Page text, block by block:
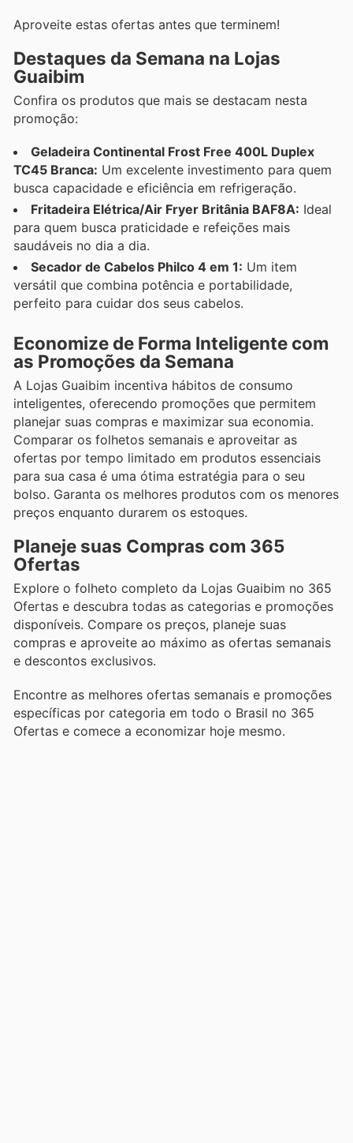
Aproveite estas ofertas antes que terminem!
Destaques da Semana na Lojas
Guaibim
Confira os produtos que mais se destacam nesta
promoção:
Geladeira Continental Frost Free 400L Duplex
TC45 Branca: Um excelente investimento para quem
busca capacidade e eficiência em refrigeração.
Fritadeira Elétrica/Air Fryer Britânia BAF8A: Ideal
para quem busca praticidade e refeições mais
saudáveis no dia a dia.
Secador de Cabelos Philco 4 em 1: Um item
versátil que combina potência e portabilidade,
perfeito para cuidar dos seus cabelos.
Economize de Forma Inteligente com
as Promoções da Semana
A Lojas Guaibim incentiva hábitos de consumo
inteligentes, oferecendo promoções que permitem
planejar suas compras e maximizar sua economia.
Comparar os folhetos semanais e aproveitar as
ofertas por tempo limitado em produtos essenciais
para sua casa é uma ótima estratégia para o seu
bolso. Garanta os melhores produtos com os menores
preços enquanto durarem os estoques.
Planeje suas Compras com 365
Ofertas
Explore o folheto completo da Lojas Guaibim no 365
Ofertas e descubra todas as categorias e promoções
disponíveis. Compare os preços, planeje suas
compras e aproveite ao máximo as ofertas semanais
e descontos exclusivos.
Encontre as melhores ofertas semanais e promoções
específicas por categoria em todo o Brasil no 365
Ofertas e comece a economizar hoje mesmo.